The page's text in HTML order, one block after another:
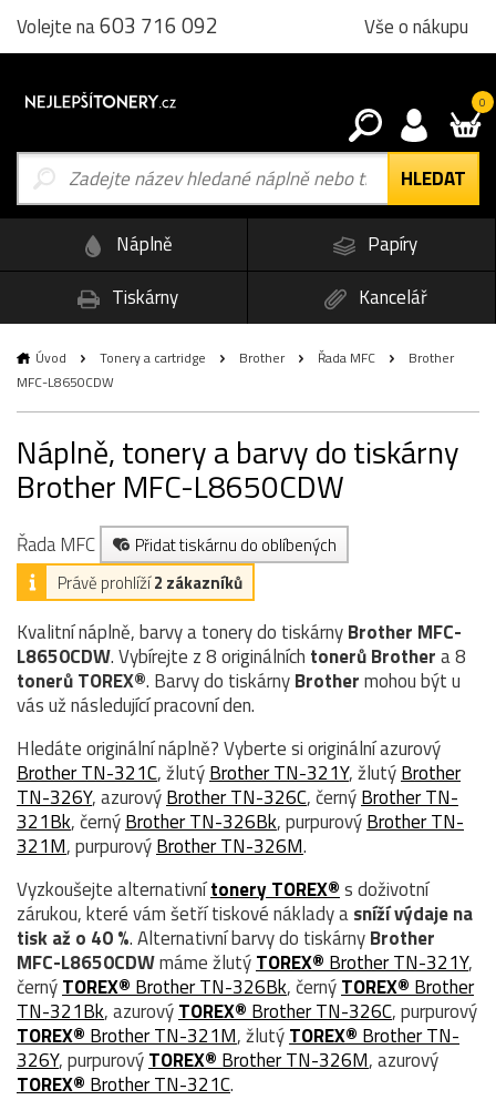
Volejte na603 716 092 Vše o nákupu
0
Náplně
Papíry
Tiskárny
Kancelář
Úvod Tonery a cartridge Brother Řada MFC
Brother
MFC-L8650CDW
Náplně, tonery a barvy do tiskárny
Brother MFC-L8650CDW
Řada MFC
Přidat tiskárnu do oblíbených
Právě prohlíží2 zákazníků
Kvalitní náplně, barvy a tonery do tiskárnyBrother MFC-
L8650CDW. Vybírejte z 8 originálních tonerůBrothera 8
tonerů TOREX®. Barvy do tiskárnyBrothermohou být u
vás už následující pracovní den.
Hledáte originální náplně? Vyberte si originální azurový
Brother TN-321C, žlutýBrother TN-321Y, žlutýBrother
TN-326Y, azurovýBrother TN-326C, černýBrother TN-
321Bk, černýBrother TN-326Bk, purpurovýBrother TN-
321M, purpurovýBrother TN-326M.
Vyzkoušejte alternativnítonery TOREX®s doživotní
zárukou, které vám šetří tiskové náklady asníží výdaje na
tisk až o 40 %. Alternativní barvy do tiskárnyBrother
MFC-L8650CDWmáme žlutýTOREX® Brother TN-321Y,
černýTOREX® Brother TN-326Bk, černýTOREX® Brother
TN-321Bk, azurovýTOREX® Brother TN-326C, purpurový
TOREX® Brother TN-321M, žlutýTOREX® Brother TN-
326Y, purpurovýTOREX® Brother TN-326M, azurový
TOREX® Brother TN-321C.